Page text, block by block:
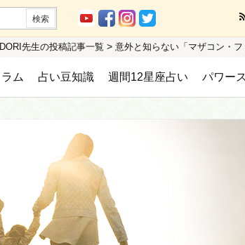
先生の投稿記事一覧 > 意外と知らない「マザコン・
ム 占い豆知識 週間12星座占い パワー